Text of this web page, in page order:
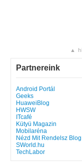
▲
Partnereink
Android Portál
Geeks
HuaweiBlog
HWSW
ITcafé
Kütyü Magazin
Mobilaréna
Nézd Mit Rendelsz Blog
SWorld.hu
TechLabor